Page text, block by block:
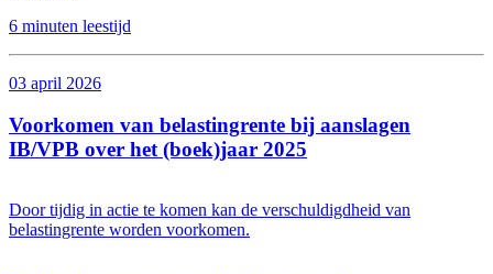
6 minuten leestijd
03 april 2026
Voorkomen van belastingrente bij aanslagen
IB/VPB over het (boek)jaar 2025
Door tijdig in actie te komen kan de verschuldigdheid van
belastingrente worden voorkomen.